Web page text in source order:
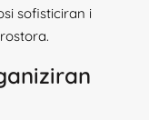
sofisticiran i